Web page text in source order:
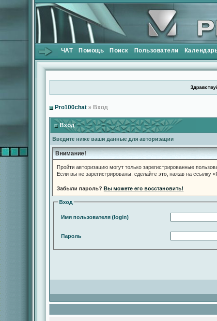
ЧАТ Помощь Поиск Пользователи
Pro100chat » Вход
Вход
Введите ниже ваши данные для авторизации
Внимание!
Пройти авторизацию могут только зарегистрированные
Если вы не зарегистрированы, сделайте это, нажав на ссылку
Забыли пароль? Вы можете его восстановить!
Вход
Имя пользователя (login)
Пароль